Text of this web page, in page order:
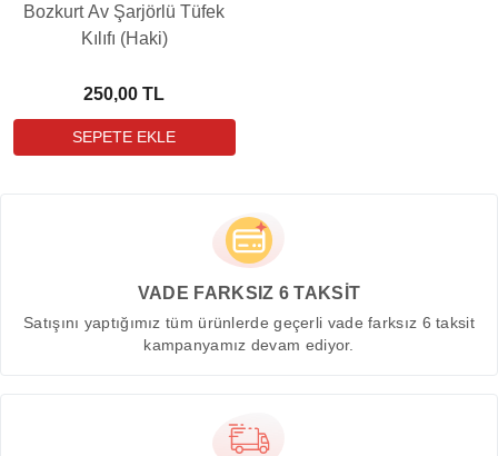
Bozkurt Av Şarjörlü Tüfek
Kılıfı (Haki)
250,00 TL
VADE FARKSIZ 6 TAKSİT
Satışını yaptığımız tüm ürünlerde geçerli vade farksız 6 taksit
kampanyamız devam ediyor.